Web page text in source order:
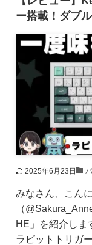
ー搭載！ダブ
2025年6月23日
みなさん、こん
（
HE」を紹介しま
ラピットトリガ